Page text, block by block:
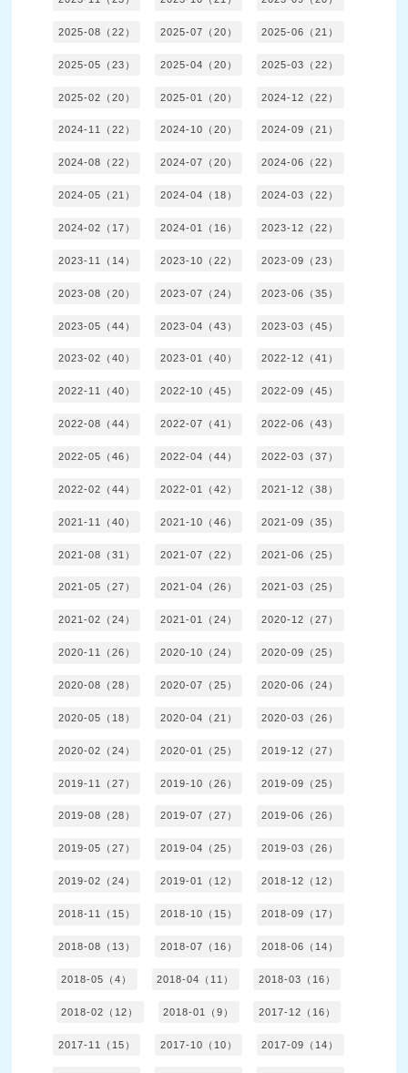
2025-08（22） 2025-07（20） 2025-06（21）
2025-05（23） 2025-04（20） 2025-03（22）
2025-02（20） 2025-01（20） 2024-12（22）
2024-11（22） 2024-10（20） 2024-09（21）
2024-08（22） 2024-07（20） 2024-06（22）
2024-05（21） 2024-04（18） 2024-03（22）
2024-02（17） 2024-01（16） 2023-12（22）
2023-11（14） 2023-10（22） 2023-09（23）
2023-08（20） 2023-07（24） 2023-06（35）
2023-05（44） 2023-04（43） 2023-03（45）
2023-02（40） 2023-01（40） 2022-12（41）
2022-11（40） 2022-10（45） 2022-09（45）
2022-08（44） 2022-07（41） 2022-06（43）
2022-05（46） 2022-04（44） 2022-03（37）
2022-02（44） 2022-01（42） 2021-12（38）
2021-11（40） 2021-10（46） 2021-09（35）
2021-08（31） 2021-07（22） 2021-06（25）
2021-05（27） 2021-04（26） 2021-03（25）
2021-02（24） 2021-01（24） 2020-12（27）
2020-11（26） 2020-10（24） 2020-09（25）
2020-08（28） 2020-07（25） 2020-06（24）
2020-05（18） 2020-04（21） 2020-03（26）
2020-02（24） 2020-01（25） 2019-12（27）
2019-11（27） 2019-10（26） 2019-09（25）
2019-08（28） 2019-07（27） 2019-06（26）
2019-05（27） 2019-04（25） 2019-03（26）
2019-02（24） 2019-01（12） 2018-12（12）
2018-11（15） 2018-10（15） 2018-09（17）
2018-08（13） 2018-07（16） 2018-06（14）
2018-05（4） 2018-04（11） 2018-03（16）
2018-02（12） 2018-01（9） 2017-12（16）
2017-11（15） 2017-10（10） 2017-09（14）